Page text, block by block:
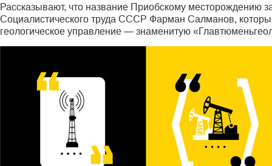
Рассказывают, что название Приобскому месторождению
Социалистического труда СССР Фарман Салманов,
геологическое управление — знаменитую